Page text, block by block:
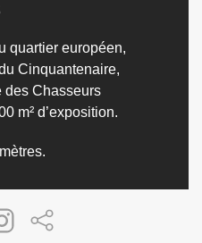
quartier européen,
Cinquantenaire,
des Chasseurs
m² d’exposition.